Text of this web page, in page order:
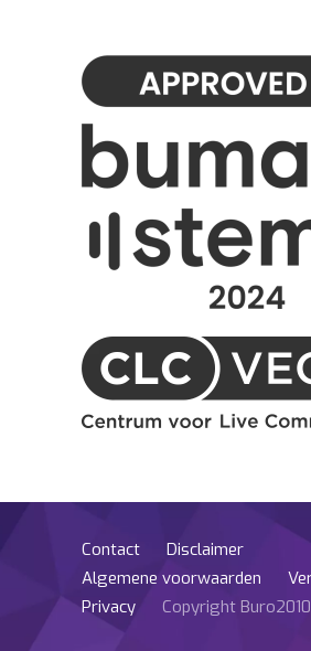
Contact
Disclaimer
Algemene voorwaarden
Privacy
Copyright